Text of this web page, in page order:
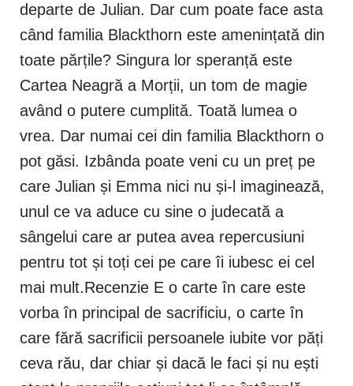
departe de Julian. Dar cum poate face asta
când familia Blackthorn este amenințată din
toate părțile? Singura lor speranță este
Cartea Neagră a Morții, un tom de magie
având o putere cumplită. Toată lumea o
vrea. Dar numai cei din familia Blackthorn o
pot găsi. Izbânda poate veni cu un preț pe
care Julian și Emma nici nu și-l imaginează,
unul ce va aduce cu sine o judecată a
sângelui care ar putea avea repercusiuni
pentru tot și toți cei pe care îi iubesc ei cel
mai mult.Recenzie E o carte în care este
vorba în principal de sacrificiu, o carte în
care fără sacrificii persoanele iubite vor păți
ceva rău, dar chiar și dacă le faci și nu ești